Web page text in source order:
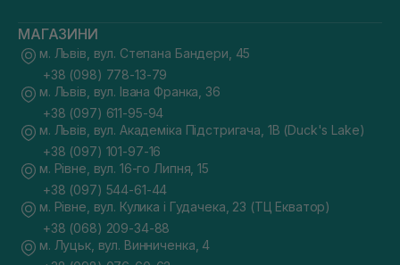
МАГАЗИНИ
м. Львів, вул. Степана Бандери, 45
+38 (098) 778-13-79
м. Львів, вул. Івана Франка, 36
+38 (097) 611-95-94
м. Львів, вул. Академіка Підстригача, 1В (Duck's Lake)
+38 (097) 101-97-16
м. Рівне, вул. 16-го Липня, 15
+38 (097) 544-61-44
м. Рівне, вул. Кулика і Гудачека, 23 (ТЦ Екватор)
+38 (068) 209-34-88
м. Луцьк, вул. Винниченка, 4